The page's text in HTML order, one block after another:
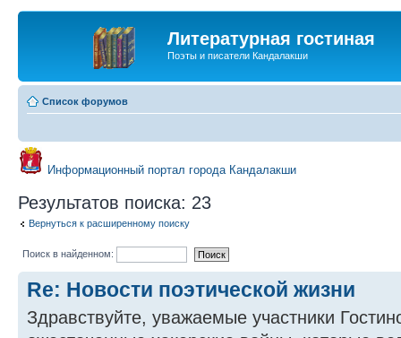
Литературная гостиная
Поэты и писатели Кандалакши
Список форумов
Информационный портал города Кандалакши
Результатов поиска: 23
Вернуться к расширенному поиску
Поиск в найденном:
Re: Новости поэтической жизни
Здравствуйте, уважаемые участники